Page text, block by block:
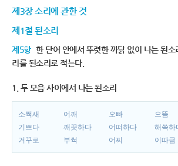
제3장 소리에 관한 것
제1절 된소리
제5항 한 단어 안에서 뚜렷한 까닭 없이 나는 된
리를 된소리로 적는다.
1. 두 모음 사이에서 나는 된소리
소쩍새 어깨 오빠 으뜸
기쁘다
깨끗하다 어떠하다 해쓱하
거꾸로
부썩 어찌 이따금